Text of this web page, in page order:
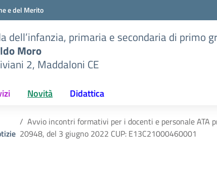
e del Merito
dell’infanzia, primaria e secondaria di primo
Moro
2, Maddaloni CE
Novità Didattica
Avvio incontri formativi per i docenti e personale ATA
20948, del 3 giugno 2022 CUP: E13C21000460001